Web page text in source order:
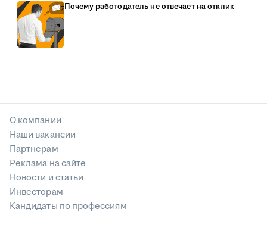
Почему работодатель не отвечает на отклик
О компании
Наши вакансии
Партнерам
Реклама на сайте
Новости и статьи
Инвесторам
Кандидаты по профессиям